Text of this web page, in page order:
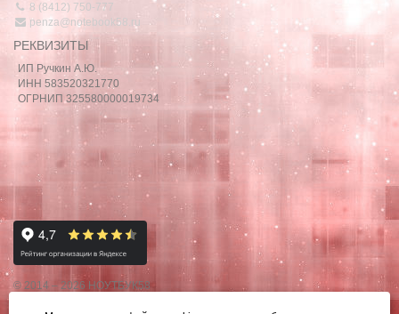
8 (8412) 750-777
penza@notebook58.ru
РЕКВИЗИТЫ
ИП Ручкин А.Ю.
ИНН 583520321770
ОГРНИП 325580000019734
© 2014 – 2026 НОУТБУК58
Данный сайт носит исключительно информационный характер,